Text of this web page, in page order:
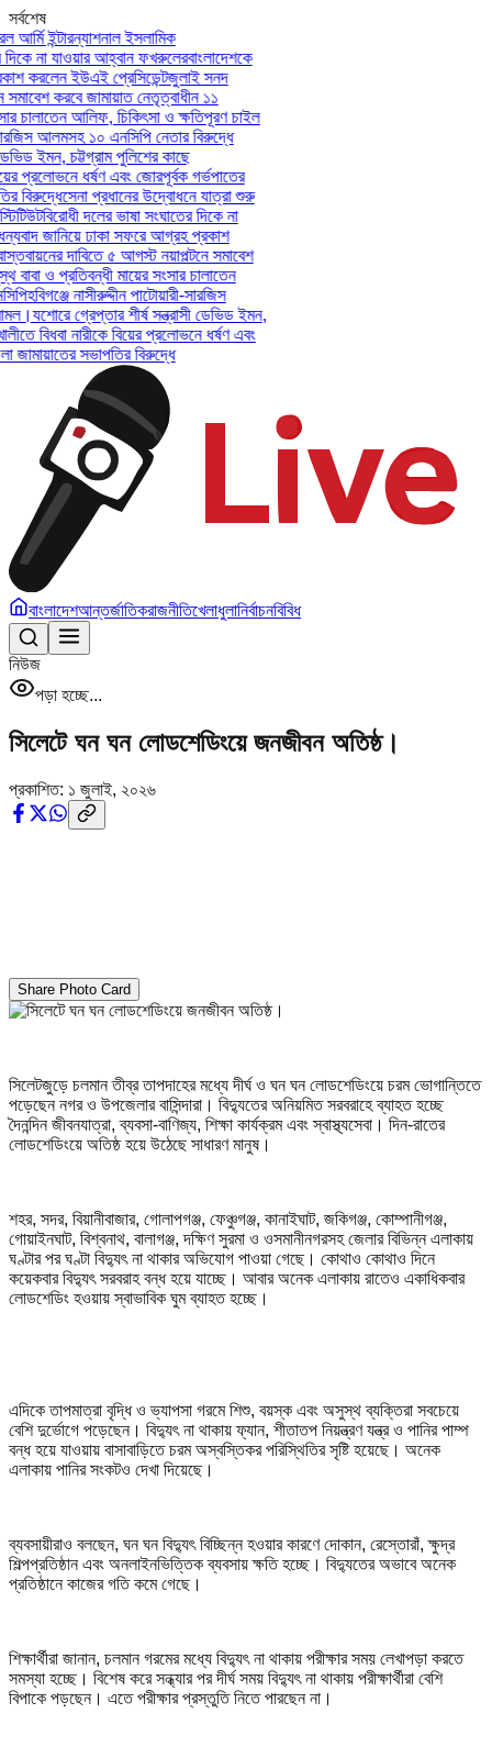
সর্বশেষ
ইন্টারন্যাশনাল ইসলামিক
না যাওয়ার আহ্বান ফখরুলেরবাংলাদেশকে
করলেন ইউএই প্রেসিডেন্টজুলাই সনদ
করবে জামায়াত নেতৃত্বাধীন ১১
আলিফ, চিকিৎসা ও ক্ষতিপূরণ চাইল
আলমসহ ১০ এনসিপি নেতার বিরুদ্ধে
ইমন, চট্টগ্রাম পুলিশের কাছে
প্রলোভনে ধর্ষণ এবং জোরপূর্বক গর্ভপাতের
সেনা প্রধানের উদ্বোধনে যাত্রা শুরু
বিরোধী দলের ভাষা সংঘাতের দিকে না
জানিয়ে ঢাকা সফরে আগ্রহ প্রকাশ
দাবিতে ৫ আগস্ট নয়াপল্টনে সমাবেশ
ও প্রতিবন্ধী মায়ের সংসার চালাতেন
হবিগঞ্জে নাসীরুদ্দীন পাটোয়ারী-সারজিস
যশোরে গ্রেপ্তার শীর্ষ সন্ত্রাসী ডেভিড ইমন,
বিধবা নারীকে বিয়ের প্রলোভনে ধর্ষণ এবং
সভাপতির বিরুদ্ধে
বাংলাদেশআন্তর্জাতিকরাজনীতিখেলাধুলানির্বাচনবিবিধ
নিউজ
পড়া হচ্ছে...
সিলেটে ঘন ঘন লোডশেডিংয়ে জনজীবন অতিষ্ঠ।
প্রকাশিত: ১ জুলাই, ২০২৬
Share Photo Card
সিলেটজুড়ে চলমান তীব্র তাপদাহের মধ্যে দীর্ঘ ও ঘন ঘন লোডশেডিংয়ে চরম ভোগান্তিতে
পড়েছেন নগর ও উপজেলার বাসিন্দারা। বিদ্যুতের অনিয়মিত সরবরাহে ব্যাহত হচ্ছে
দৈনন্দিন জীবনযাত্রা, ব্যবসা-বাণিজ্য, শিক্ষা কার্যক্রম এবং স্বাস্থ্যসেবা। দিন-রাতের
লোডশেডিংয়ে অতিষ্ঠ হয়ে উঠেছে সাধারণ মানুষ।
শহর, সদর, বিয়ানীবাজার, গোলাপগঞ্জ, ফেঞ্চুগঞ্জ, কানাইঘাট, জকিগঞ্জ, কোম্পানীগঞ্জ,
গোয়াইনঘাট, বিশ্বনাথ, বালাগঞ্জ, দক্ষিণ সুরমা ও ওসমানীনগরসহ জেলার বিভিন্ন এলাকায়
ঘণ্টার পর ঘণ্টা বিদ্যুৎ না থাকার অভিযোগ পাওয়া গেছে। কোথাও কোথাও দিনে
কয়েকবার বিদ্যুৎ সরবরাহ বন্ধ হয়ে যাচ্ছে। আবার অনেক এলাকায় রাতেও একাধিকবার
লোডশেডিং হওয়ায় স্বাভাবিক ঘুম ব্যাহত হচ্ছে।
এদিকে তাপমাত্রা বৃদ্ধি ও ভ্যাপসা গরমে শিশু, বয়স্ক এবং অসুস্থ ব্যক্তিরা সবচেয়ে
বেশি দুর্ভোগে পড়েছেন। বিদ্যুৎ না থাকায় ফ্যান, শীতাতপ নিয়ন্ত্রণ যন্ত্র ও পানির পাম্প
বন্ধ হয়ে যাওয়ায় বাসাবাড়িতে চরম অস্বস্তিকর পরিস্থিতির সৃষ্টি হয়েছে। অনেক
এলাকায় পানির সংকটও দেখা দিয়েছে।
ব্যবসায়ীরাও বলছেন, ঘন ঘন বিদ্যুৎ বিচ্ছিন্ন হওয়ার কারণে দোকান, রেস্তোরাঁ, ক্ষুদ্র
শিল্পপ্রতিষ্ঠান এবং অনলাইনভিত্তিক ব্যবসায় ক্ষতি হচ্ছে। বিদ্যুতের অভাবে অনেক
প্রতিষ্ঠানে কাজের গতি কমে গেছে।
শিক্ষার্থীরা জানান, চলমান গরমের মধ্যে বিদ্যুৎ না থাকায় পরীক্ষার সময় লেখাপড়া করতে
সমস্যা হচ্ছে। বিশেষ করে সন্ধ্যার পর দীর্ঘ সময় বিদ্যুৎ না থাকায় পরীক্ষার্থীরা বেশি
বিপাকে পড়ছেন। এতে পরীক্ষার প্রস্তুতি নিতে পারছেন না।